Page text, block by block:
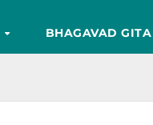
BHAGAVAD GITA